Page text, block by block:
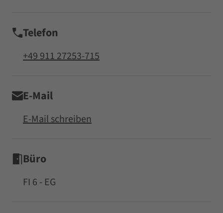
Telefon
+49 911 27253-715
E-Mail
E-Mail schreiben
Büro
FI 6 - EG